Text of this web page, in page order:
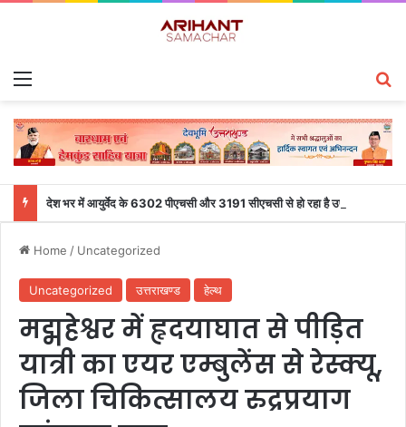
देश भर में आयुर्वेद के 6302 पीएचसी और 3191 सीएचसी से हो रहा है उपचार
Home / Uncategorized
Uncategorized उत्तराखण्ड हेल्थ
मद्महेश्वर में हृदयाघात से पीड़ित
यात्री का एयर एम्बुलेंस से रेस्क्यू,
जिला चिकित्सालय रुद्रप्रयाग